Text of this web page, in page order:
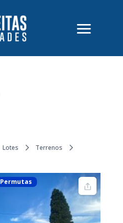
Lotes
Terrenos
Permutas